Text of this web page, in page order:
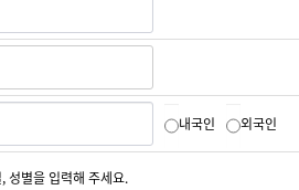
내국인 외국인
성별을 입력해 주세요.